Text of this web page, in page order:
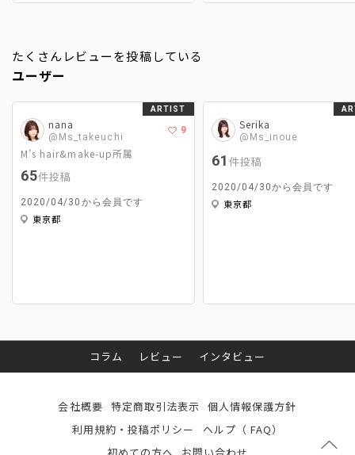
たくさんレビューを投稿している
ユーザー
nana
@Ms_takeuchi
9
M’s hair&make-up所属
65件投稿
2020/04/30から会員です
東京都
ARTIST
Serika
@Ms_inoue
61 件投稿
2020/04/30から会員です
東京都
コラム レビュー インタビュー
会社概要 特定商取引法表示 個人情報保護方針
利用規約・投稿ポリシー
ヘルプ（ FAQ）